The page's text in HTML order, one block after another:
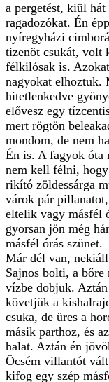
a pergetést, kiül
ragadozókat. Én
nyíregyházi
tizenöt csukát, volt
félkilósak is.
nagyokat elhoztuk.
hitetlenkedve
elővesz egy
mert rögtön
mondom, de nem
Én is. A fagyok óta
nem kell félni,
rikító zöldessárga
várok pár
eltelik vagy másfél
gyorsan jön még
másfél órás szünet.
Már dél van,
Sajnos bolti, a bőre
vízbe dobjuk.
követjük a
csuka, de üres a
másik parthoz, és
halat. Aztán én
Öcsém villantót
kifog egy szép